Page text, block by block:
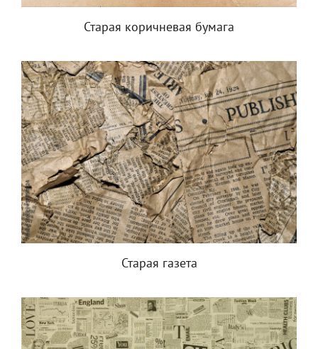
Старая коричневая бумага
Старая газета